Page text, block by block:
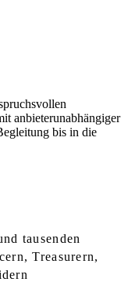
anbieterunabhängiger
bis in die
tausenden
Treasurern,